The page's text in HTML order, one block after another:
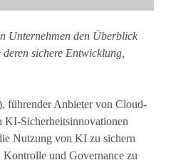
Unternehmen den Überblick
sichere Entwicklung,
führender Anbieter von Cloud-
KI-Sicherheitsinnovationen
Nutzung von KI zu sichern
und Governance zu